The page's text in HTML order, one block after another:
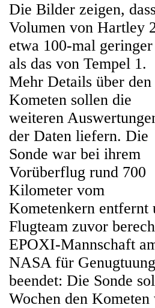
Die Bilder zeigen,
Volumen von Hartley
etwa 100-mal
als das von Tempel 1.
Mehr Details über den
Kometen sollen die
weiteren
der Daten liefern. Die
Sonde war bei ihrem
Vorüberflug rund 700
Kilometer vom
Kometenkern entfernt
Flugteam zuvor
EPOXI-Mannschaft
NASA für
beendet: Die Sonde
Wochen den